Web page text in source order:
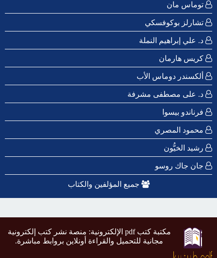
توماس مان
تشارلز بوكوفسكي
د. علي إبراهيم النملة
كريس هارمان
ألكسندر دوماس الأب
د. على مصطفى مشرفة
فرناندو بيسوا
محمود المصري
رشيد الخيُّون
جان جاك روسو
جميع المؤلفين والكتاب
مكتبة كتب pdf الإلكترونية: منصة نشر كتب إلكترونية
مجانية للتحميل والقراءة أونلاين بروابط مباشرة.